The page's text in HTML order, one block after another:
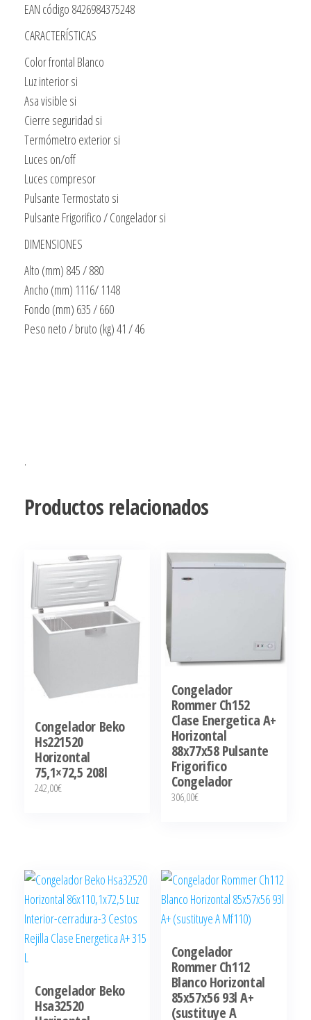
EAN código 8426984375248
CARACTERÍSTICAS
Color frontal Blanco
Luz interior si
Asa visible si
Cierre seguridad si
Termómetro exterior si
Luces on/off
Luces compresor
Pulsante Termostato si
Pulsante Frigorifico / Congelador si
DIMENSIONES
Alto (mm) 845 / 880
Ancho (mm) 1116/ 1148
Fondo (mm) 635 / 660
Peso neto / bruto (kg) 41 / 46
.
Productos relacionados
Congelador Beko
Hs221520
Horizontal
75,1×72,5 208l
242,00€
Congelador
Rommer Ch152
Clase Energetica A+
Horizontal
88x77x58 Pulsante
Frigorifico
Congelador
306,00€
Congelador Beko
Hsa32520
Congelador
Rommer Ch112
Blanco Horizontal
85x57x56 93l A+
(sustituye A